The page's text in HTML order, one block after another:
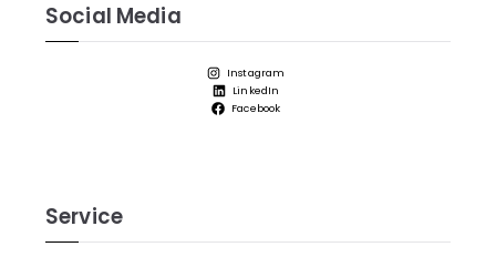
Social Media
Instagram
LinkedIn
Facebook
Service